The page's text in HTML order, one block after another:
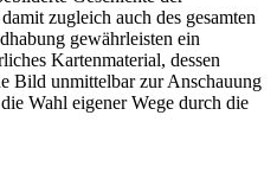
zugleich auch des gesamten
gewährleisten ein
Kartenmaterial, dessen
Bild unmittelbar zur Anschauung
Wahl eigener Wege durch die